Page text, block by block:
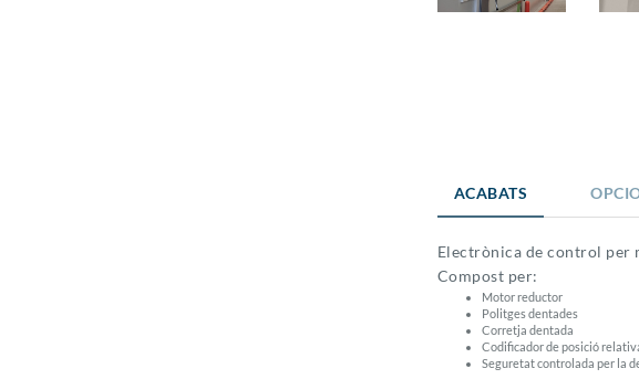
ACABATS
Electrònica de control per
Compost per:
Motor reductor
Politges dentades
Corretja dentada
Codificador de posició
Seguretat controlada per la